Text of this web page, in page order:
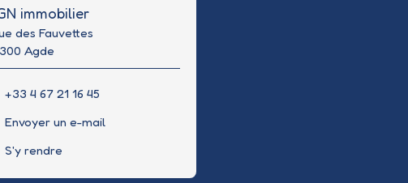
immobilier
des Fauvettes
Agde
+33 4 67 21 16 45
Envoyer un e-mail
S'y rendre